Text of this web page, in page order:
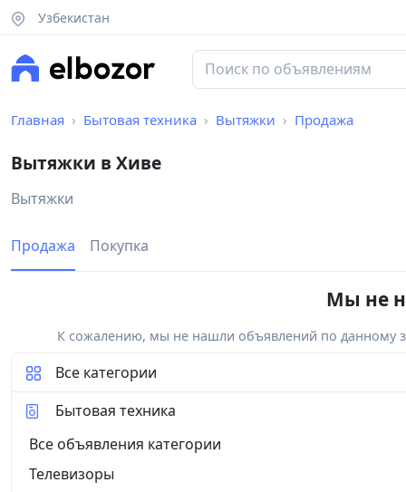
Узбекистан
Главная Бытовая техника Вытяжки Продажа
Вытяжки в Хиве
Вытяжки
Продажа Покупка
Мы не
К сожалению, мы не нашли объявлений по данному
Все категории
Бытовая техника
Все объявления категории
Телевизоры